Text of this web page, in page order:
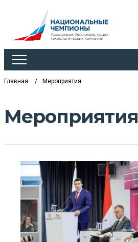
Главная Мероприятия
Мероприятия